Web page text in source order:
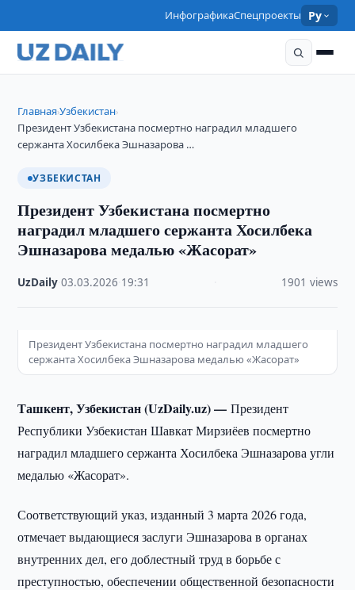
ИнфографикаСпецпроекты Ру
Главная›Узбекистан›
Президент Узбекистана посмертно наградил младшего
сержанта Хосилбека Эшназарова …
УЗБЕКИСТАН
Президент Узбекистана посмертно
наградил младшего сержанта Хосилбека
Эшназарова медалью «Жасорат»
UzDaily ·03.03.2026 19:31 1901 views
Президент Узбекистана посмертно наградил младшего
сержанта Хосилбека Эшназарова медалью «Жасорат»
Ташкент, Узбекистан (UzDaily.uz) —Президент
Республики Узбекистан Шавкат Мирзиёев посмертно
наградил младшего сержанта Хосилбека Эшназарова угли
медалью «Жасорат».
Соответствующий указ, изданный 3 марта 2026 года,
отмечает выдающиеся заслуги Эшназарова в органах
внутренних дел, его доблестный труд в борьбе с
преступностью, обеспечении общественной безопасности